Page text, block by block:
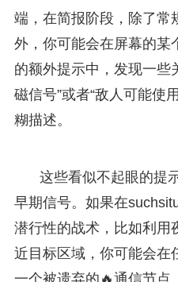
端，在简报阶段，除了常
外，你可能会在屏幕的某
的额外提示中，发现一些
磁信号”或者“敌人可能使
糊描述。
这些看似不起眼的提
早期信号。如果在
潜行性的战术，比如利用
近目标区域，你可能会在
一个被遗弃的🔥通信节点